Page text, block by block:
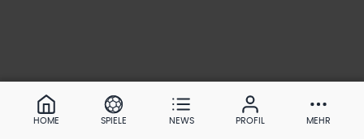
HOME SPIELE NEWS PROFIL MEHR